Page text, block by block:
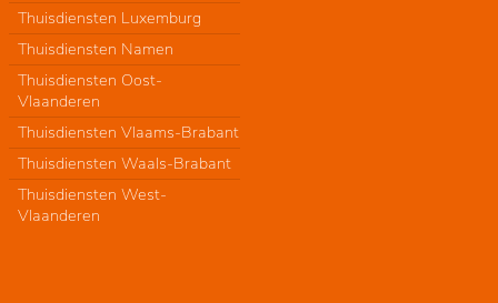
Thuisdiensten Luxemburg
Thuisdiensten Namen
Thuisdiensten Oost-
Vlaanderen
Thuisdiensten Vlaams-Brabant
Thuisdiensten Waals-Brabant
Thuisdiensten West-
Vlaanderen